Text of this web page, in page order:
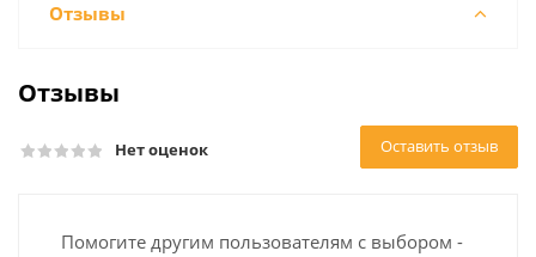
Отзывы
Отзывы
Нет оценок Оставить отзыв
Помогите другим пользователям с выбором -